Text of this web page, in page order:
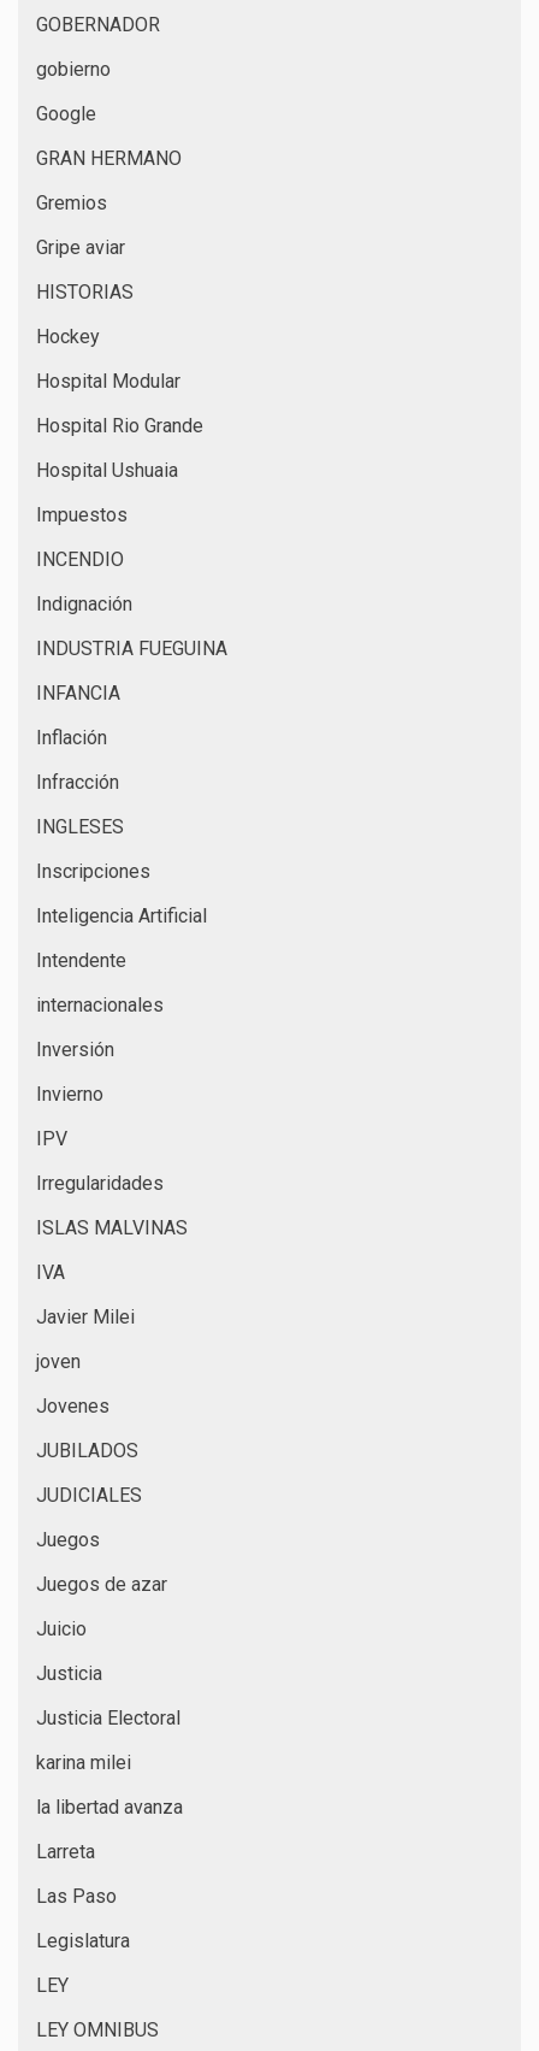
GOBERNADOR
gobierno
Google
GRAN HERMANO
Gremios
Gripe aviar
HISTORIAS
Hockey
Hospital Modular
Hospital Rio Grande
Hospital Ushuaia
Impuestos
INCENDIO
Indignación
INDUSTRIA FUEGUINA
INFANCIA
Inflación
Infracción
INGLESES
Inscripciones
Inteligencia Artificial
Intendente
internacionales
Inversión
Invierno
IPV
Irregularidades
ISLAS MALVINAS
IVA
Javier Milei
joven
Jovenes
JUBILADOS
JUDICIALES
Juegos
Juegos de azar
Juicio
Justicia
Justicia Electoral
karina milei
la libertad avanza
Larreta
Las Paso
Legislatura
LEY
LEY OMNIBUS